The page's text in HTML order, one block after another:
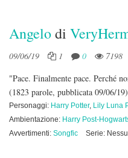
Angelodi
09/06/19 1 0 7198
"Pace. Finalmente pace. Perché
(1823 parole, pubblicata 09/06/19)
Personaggi: Harry Potter, Lily Luna
Ambientazione: Harry Post-
Avvertimenti: Songfic Serie: